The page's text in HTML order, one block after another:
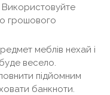
Використовуйте
грошового
меблів нехай і
буде весело.
підйомним
банкноти.